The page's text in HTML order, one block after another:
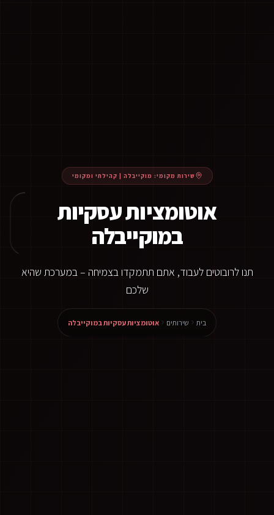
שירות מקומי: מוקייבלה | קהילתי ומקומי
אוטומציות עסקיות
במוקייבלה
תנו לרובוטים לעבוד, אתם תתמקדו בצמיחה – במערכת שהיא
שלכם
בית שירותים אוטומציות עסקיות במוקייבלה